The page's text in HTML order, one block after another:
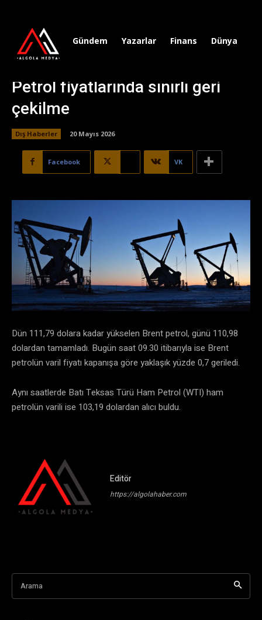
Gündem Yazarlar Finans Dünya
Petrol fiyatlarında sınırlı geri
çekilme
Dış Haberler 20 Mayıs 2026
Facebook VK
Dün 111,79 dolara kadar yükselen Brent petrol, günü 110,98
dolardan tamamladı. Bugün saat 09.30 itibarıyla ise Brent
petrolün varil fiyatı kapanışa göre yaklaşık yüzde 0,7 geriledi.
Aynı saatlerde Batı Teksas Türü Ham Petrol (WTI) ham
petrolün varili ise 103,19 dolardan alıcı buldu.
Editör
https://algolahaber.com
Arama